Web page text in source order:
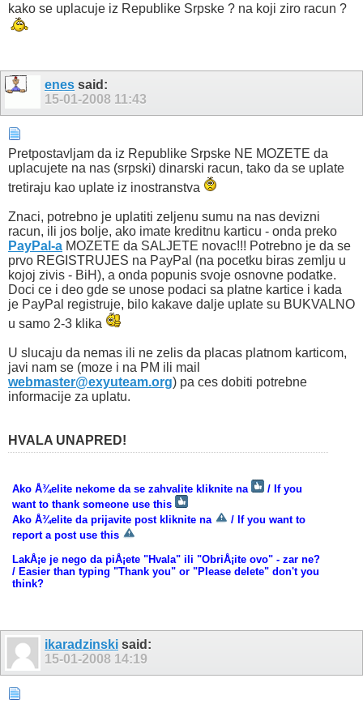
kako se uplacuje iz Republike Srpske ? na koji ziro racun ?
enes said:
15-01-2008 11:43
Pretpostavljam da iz Republike Srpske NE MOZETE da
uplacujete na nas (srpski) dinarski racun, tako da se uplate
tretiraju kao uplate iz inostranstva
Znaci, potrebno je uplatiti zeljenu sumu na nas devizni
racun, ili jos bolje, ako imate kreditnu karticu - onda preko
PayPal-a MOZETE da SALJETE novac!!! Potrebno je da se
prvo REGISTRUJES na PayPal (na pocetku biras zemlju u
kojoj zivis - BiH), a onda popunis svoje osnovne podatke.
Doci ce i deo gde se unose podaci sa platne kartice i kada
je PayPal registruje, bilo kakave dalje uplate su BUKVALNO
u samo 2-3 klika
U slucaju da nemas ili ne zelis da placas platnom karticom,
javi nam se (moze i na PM ili mail
webmaster@exyuteam.org) pa ces dobiti potrebne
informacije za uplatu.
HVALA UNAPRED!
Ako Å¾elite nekome da se zahvalite kliknite na
/ If you
want to thank someone use this
Ako Å¾elite da prijavite post kliknite na
/ If you want to
report a post use this
LakÅ¡e je nego da piÅ¡ete "Hvala" ili "ObriÅ¡ite ovo" - zar ne?
/ Easier than typing "Thank you" or "Please delete" don't you
think?
ikaradzinski said:
15-01-2008 14:19